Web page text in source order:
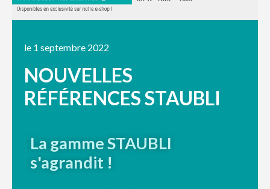
le 1 septembre 2022
NOUVELLES
RÉFÉRENCES STAUBLI
La gamme STAUBLI
s'agrandit !